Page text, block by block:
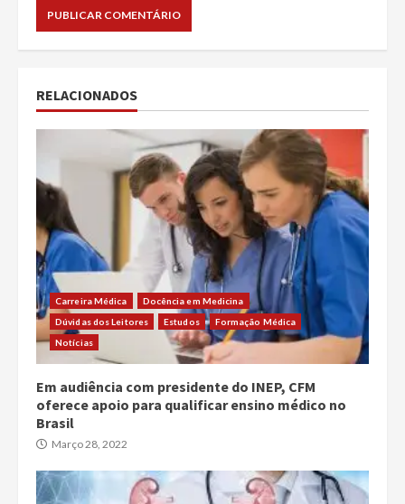
RELACIONADOS
Carreira Médica
Docência em Medicina
Dúvidas dos Leitores
Estudos
Formação Médica
Notícias
Em audiência com presidente do INEP, CFM
oferece apoio para qualificar ensino médico no
Brasil
Março 28, 2022